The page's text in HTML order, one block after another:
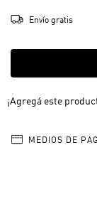
Envío gratis
¡Agregá este
MEDIOS DE